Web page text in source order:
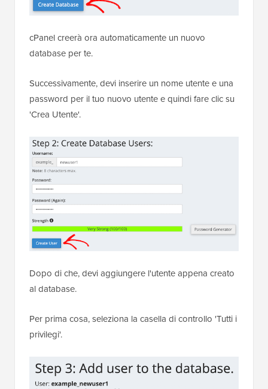
cPanel creerà ora automaticamente un nuovo
database per te.
Successivamente, devi inserire un nome utente e una
password per il tuo nuovo utente e quindi fare clic su
'Crea Utente'.
Dopo di che, devi aggiungere l'utente appena creato
al database.
Per prima cosa, seleziona la casella di controllo 'Tutti i
privilegi'.